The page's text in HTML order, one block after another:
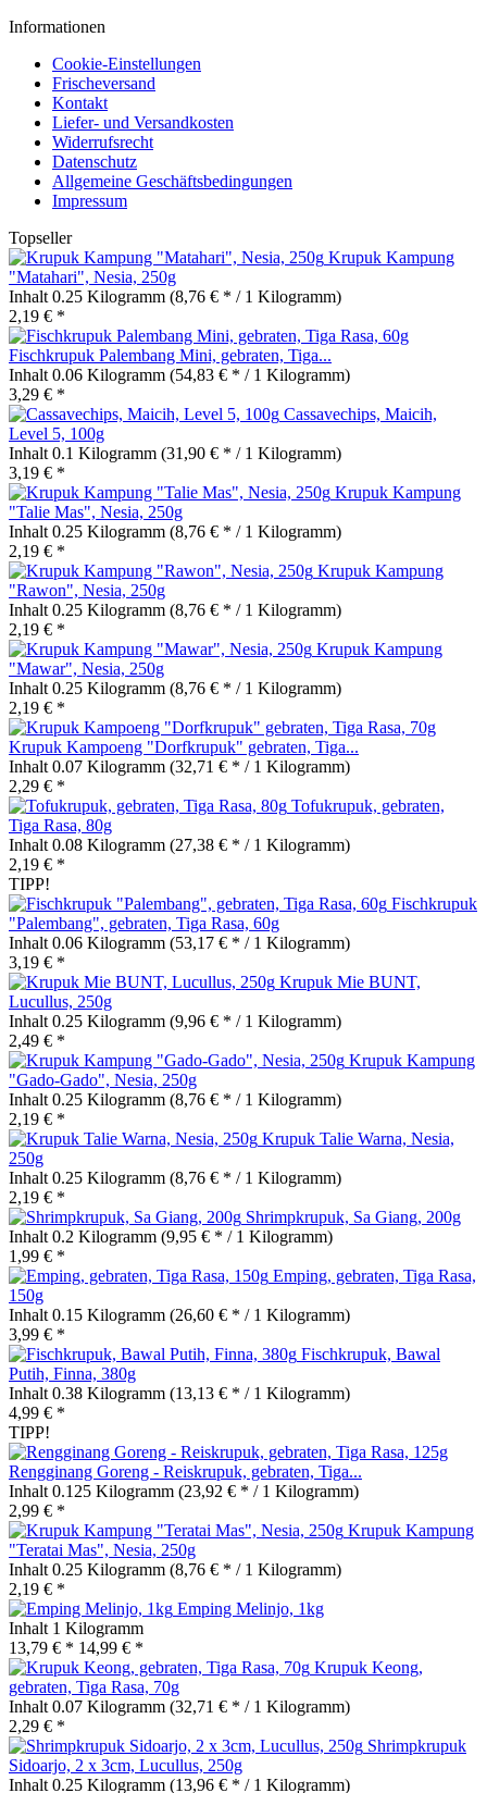
Informationen
Cookie-Einstellungen
Frischeversand
Kontakt
Liefer- und Versandkosten
Widerrufsrecht
Datenschutz
Allgemeine Geschäftsbedingungen
Impressum
Topseller
Krupuk Kampung
"Matahari", Nesia, 250g
Inhalt 0.25 Kilogramm (8,76 € * / 1 Kilogramm)
2,19 € *
Fischkrupuk Palembang Mini, gebraten, Tiga...
Inhalt 0.06 Kilogramm (54,83 € * / 1 Kilogramm)
3,29 € *
Cassavechips, Maicih,
Level 5, 100g
Inhalt 0.1 Kilogramm (31,90 € * / 1 Kilogramm)
3,19 € *
Krupuk Kampung
"Talie Mas", Nesia, 250g
Inhalt 0.25 Kilogramm (8,76 € * / 1 Kilogramm)
2,19 € *
Krupuk Kampung
"Rawon", Nesia, 250g
Inhalt 0.25 Kilogramm (8,76 € * / 1 Kilogramm)
2,19 € *
Krupuk Kampung
"Mawar", Nesia, 250g
Inhalt 0.25 Kilogramm (8,76 € * / 1 Kilogramm)
2,19 € *
Krupuk Kampoeng "Dorfkrupuk" gebraten, Tiga...
Inhalt 0.07 Kilogramm (32,71 € * / 1 Kilogramm)
2,29 € *
Tofukrupuk, gebraten,
Tiga Rasa, 80g
Inhalt 0.08 Kilogramm (27,38 € * / 1 Kilogramm)
2,19 € *
TIPP!
Fischkrupuk
"Palembang", gebraten, Tiga Rasa, 60g
Inhalt 0.06 Kilogramm (53,17 € * / 1 Kilogramm)
3,19 € *
Krupuk Mie BUNT,
Lucullus, 250g
Inhalt 0.25 Kilogramm (9,96 € * / 1 Kilogramm)
2,49 € *
Krupuk Kampung
"Gado-Gado", Nesia, 250g
Inhalt 0.25 Kilogramm (8,76 € * / 1 Kilogramm)
2,19 € *
Krupuk Talie Warna, Nesia,
250g
Inhalt 0.25 Kilogramm (8,76 € * / 1 Kilogramm)
2,19 € *
Shrimpkrupuk, Sa Giang, 200g
Inhalt 0.2 Kilogramm (9,95 € * / 1 Kilogramm)
1,99 € *
Emping, gebraten, Tiga Rasa,
150g
Inhalt 0.15 Kilogramm (26,60 € * / 1 Kilogramm)
3,99 € *
Fischkrupuk, Bawal
Putih, Finna, 380g
Inhalt 0.38 Kilogramm (13,13 € * / 1 Kilogramm)
4,99 € *
TIPP!
Rengginang Goreng - Reiskrupuk, gebraten, Tiga...
Inhalt 0.125 Kilogramm (23,92 € * / 1 Kilogramm)
2,99 € *
Krupuk Kampung
"Teratai Mas", Nesia, 250g
Inhalt 0.25 Kilogramm (8,76 € * / 1 Kilogramm)
2,19 € *
Emping Melinjo, 1kg
Inhalt 1 Kilogramm
13,79 € * 14,99 € *
Krupuk Keong,
gebraten, Tiga Rasa, 70g
Inhalt 0.07 Kilogramm (32,71 € * / 1 Kilogramm)
2,29 € *
Shrimpkrupuk
Sidoarjo, 2 x 3cm, Lucullus, 250g
Inhalt 0.25 Kilogramm (13,96 € * / 1 Kilogramm)